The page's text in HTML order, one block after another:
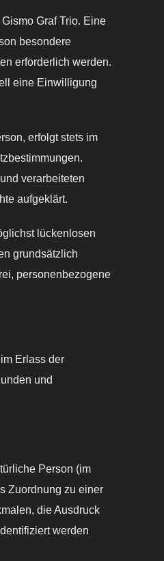
Graf Trio. Eine
besondere
erforderlich werden.
eine Einwilligung
erfolgt stets im
verarbeiteten
aufgeklärt.
lückenlosen
grundsätzlich
personenbezogene
Erlass der
und
Person (im
Zuordnung zu einer
die Ausdruck
werden